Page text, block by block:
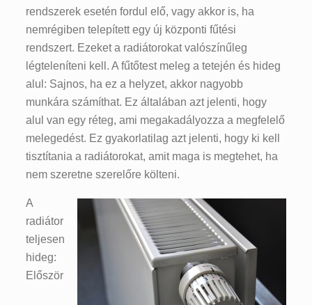
rendszerek esetén fordul elő, vagy akkor is, ha
nemrégiben telepített egy új központi fűtési
rendszert. Ezeket a radiátorokat valószínűleg
légteleníteni kell. A fűtőtest meleg a tetején és hideg
alul: Sajnos, ha ez a helyzet, akkor nagyobb
munkára számíthat. Ez általában azt jelenti, hogy
alul van egy réteg, ami megakadályozza a megfelelő
melegedést. Ez gyakorlatilag azt jelenti, hogy ki kell
tisztítania a radiátorokat, amit maga is megtehet, ha
nem szeretne szerelőre költeni.
A
radiátor
teljesen
hideg:
Először